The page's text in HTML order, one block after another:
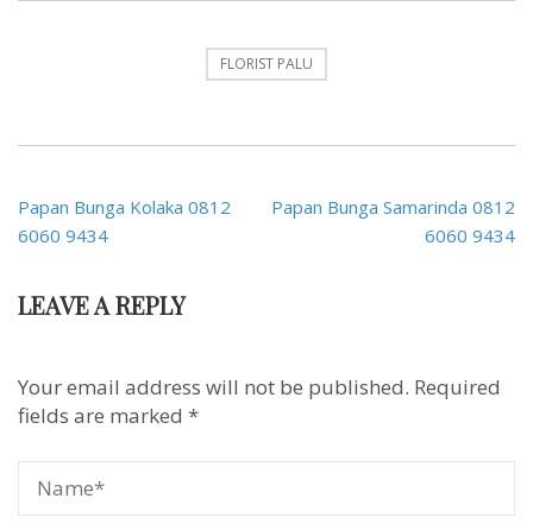
FLORIST PALU
Post
navigation
Papan Bunga Kolaka 0812
6060 9434
Papan Bunga Samarinda 0812
6060 9434
LEAVE A REPLY
Your email address will not be published. Required
fields are marked *